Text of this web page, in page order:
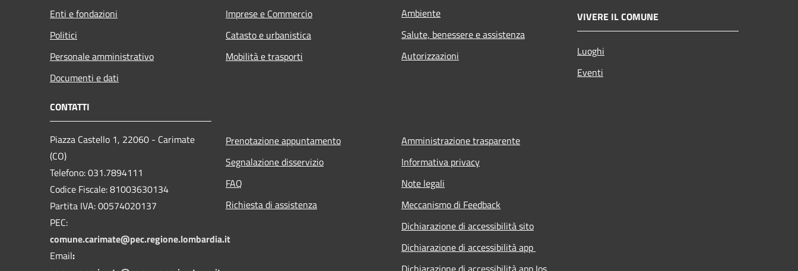
Enti e fondazioni
Politici
Personale amministrativo
Documenti e dati
Imprese e Commercio
Catasto e urbanistica
Mobilità e trasporti
Ambiente
Salute, benessere e assistenza
Autorizzazioni
VIVERE IL COMUNE
Luoghi
Eventi
CONTATTI
Piazza Castello 1, 22060 - Carimate
(CO)
Telefono: 031.7894111
Codice Fiscale: 81003630134
Partita IVA: 00574020137
PEC:
comune.carimate@pec.regione.lombardia.it
Email:
Prenotazione appuntamento
Segnalazione disservizio
FAQ
Richiesta di assistenza
Amministrazione trasparente
Informativa privacy
Note legali
Meccanismo di Feedback
Dichiarazione di accessibilità sito
Dichiarazione di accessibilità app